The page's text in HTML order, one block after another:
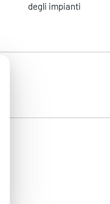
degli impianti